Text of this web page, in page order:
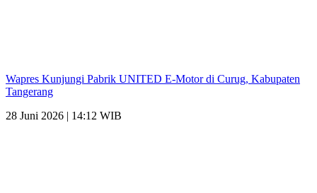
Wapres Kunjungi Pabrik UNITED E-Motor di Curug, Kabupaten
Tangerang
28 Juni 2026 | 14:12 WIB